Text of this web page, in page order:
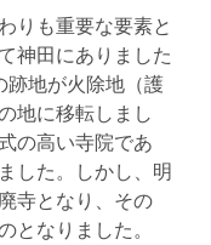
りも重要な要素と
神田にありました
跡地が火除地（護
地に移転しまし
の高い寺院であ
した。しかし、明
寺となり、その
となりました。